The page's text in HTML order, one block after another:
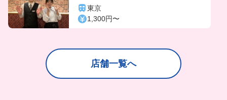
東京
1,300円〜
店舗一覧へ